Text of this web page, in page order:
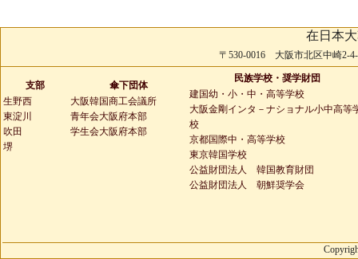
在日本
〒530-0016 大阪市北区中崎2-
支部
生野西
東淀川
吹田
堺
傘下団体
大阪韓国商工会議所
青年会大阪府本部
学生会大阪府本部
民族学校・奨学財団
建国幼・小・中・高等学校
大阪金剛インタ－ナショナル小中高等
校
京都国際中・高等学校
東京韓国学校
公益財団法人 韓国教育財団
公益財団法人 朝鮮奨学会